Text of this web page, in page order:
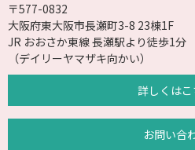
〒577-0832
大阪府東大阪市長瀬町3-8 23棟1F
JR おおさか東線 長瀬駅より徒歩1分
（デイリーヤマザキ向かい）
詳しくはこ
お問い合